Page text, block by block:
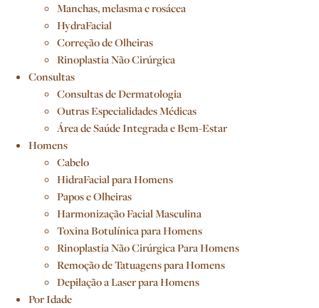
Manchas, melasma e rosácea
HydraFacial
Correção de Olheiras
Rinoplastia Não Cirúrgica
Consultas
Consultas de Dermatologia
Outras Especialidades Médicas
Área de Saúde Integrada e Bem-Estar
Homens
Cabelo
HidraFacial para Homens
Papos e Olheiras
Harmonização Facial Masculina
Toxina Botulínica para Homens
Rinoplastia Não Cirúrgica Para Homens
Remoção de Tatuagens para Homens
Depilação a Laser para Homens
Por Idade